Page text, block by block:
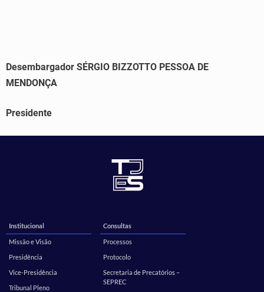
Desembargador SÉRGIO BIZZOTTO PESSOA DE
MENDONÇA
Presidente
Institucional
Missão e Visão
Presidência
Vice-Presidência
Tribunal Pleno
Consultas
Processos
Protocolo
Secretaria de Precatórios –
SEPREC